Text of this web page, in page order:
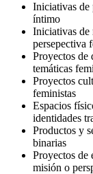
Iniciativas de
íntimo
Iniciativas de
persepectiva
Proyectos de
temáticas
Proyectos
feministas
Espacios
identidades
Productos y
binarias
Proyectos de
misión o